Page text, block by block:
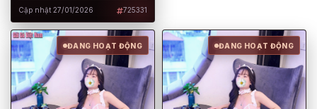
Cập nhật 27/01/2026 725331
ĐANG HOẠT ĐỘNG ĐANG HOẠT ĐỘNG